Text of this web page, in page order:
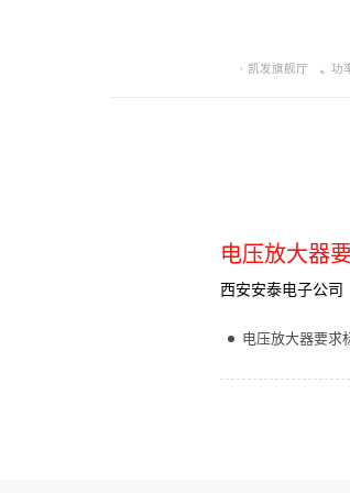
凯发旗舰厅 功
电压放大器
西安安泰电子公司
电压放大器要求